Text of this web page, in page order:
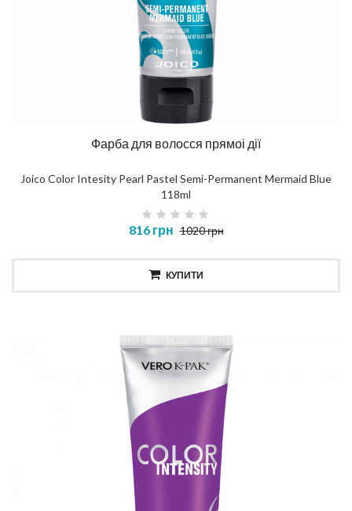
Фарба для волосся прямоі дії
Joico Color Intesity Pearl Pastel Semi-Permanent Mermaid Blue
118ml
816 грн 1020 грн
КУПИТИ